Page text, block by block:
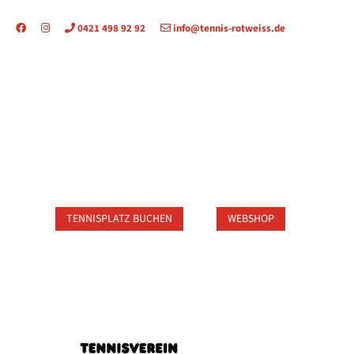
0421 498 92 92 info@tennis-rotweiss.de
TENNISPLATZ BUCHEN WEBSHOP